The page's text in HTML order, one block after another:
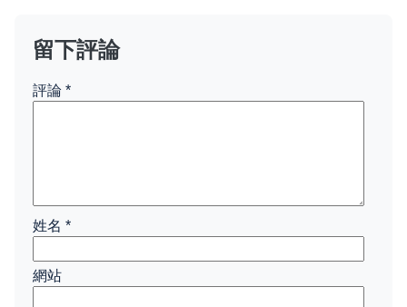
留下評論
評論 *
姓名 *
網站